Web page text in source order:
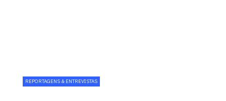
REPORTAGENS & ENTREVISTAS